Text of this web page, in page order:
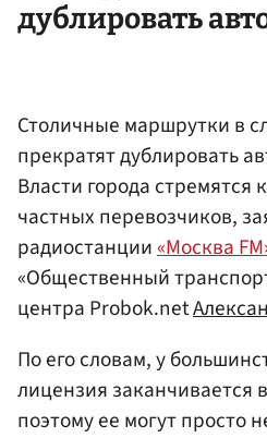
дублировать
Столичные маршрутки в
прекратят дублировать
Власти города
частных перевозчиков,
радиостанции«Москва
«Общественный
центра Probok.net
По его словам, у
лицензия заканчивается
поэтому ее могут просто